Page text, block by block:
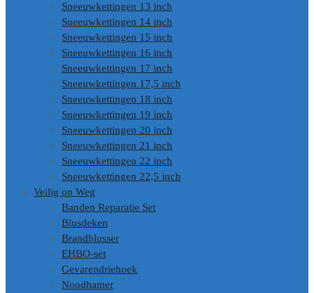
Sneeuwkettingen 13 inch
Sneeuwkettingen 14 inch
Sneeuwkettingen 15 inch
Sneeuwkettingen 16 inch
Sneeuwkettingen 17 inch
Sneeuwkettingen 17,5 inch
Sneeuwkettingen 18 inch
Sneeuwkettingen 19 inch
Sneeuwkettingen 20 inch
Sneeuwkettingen 21 inch
Sneeuwkettingen 22 inch
Sneeuwkettingen 22,5 inch
Veilig op Weg
Banden Reparatie Set
Blusdeken
Brandblusser
EHBO-set
Gevarendriehoek
Noodhamer